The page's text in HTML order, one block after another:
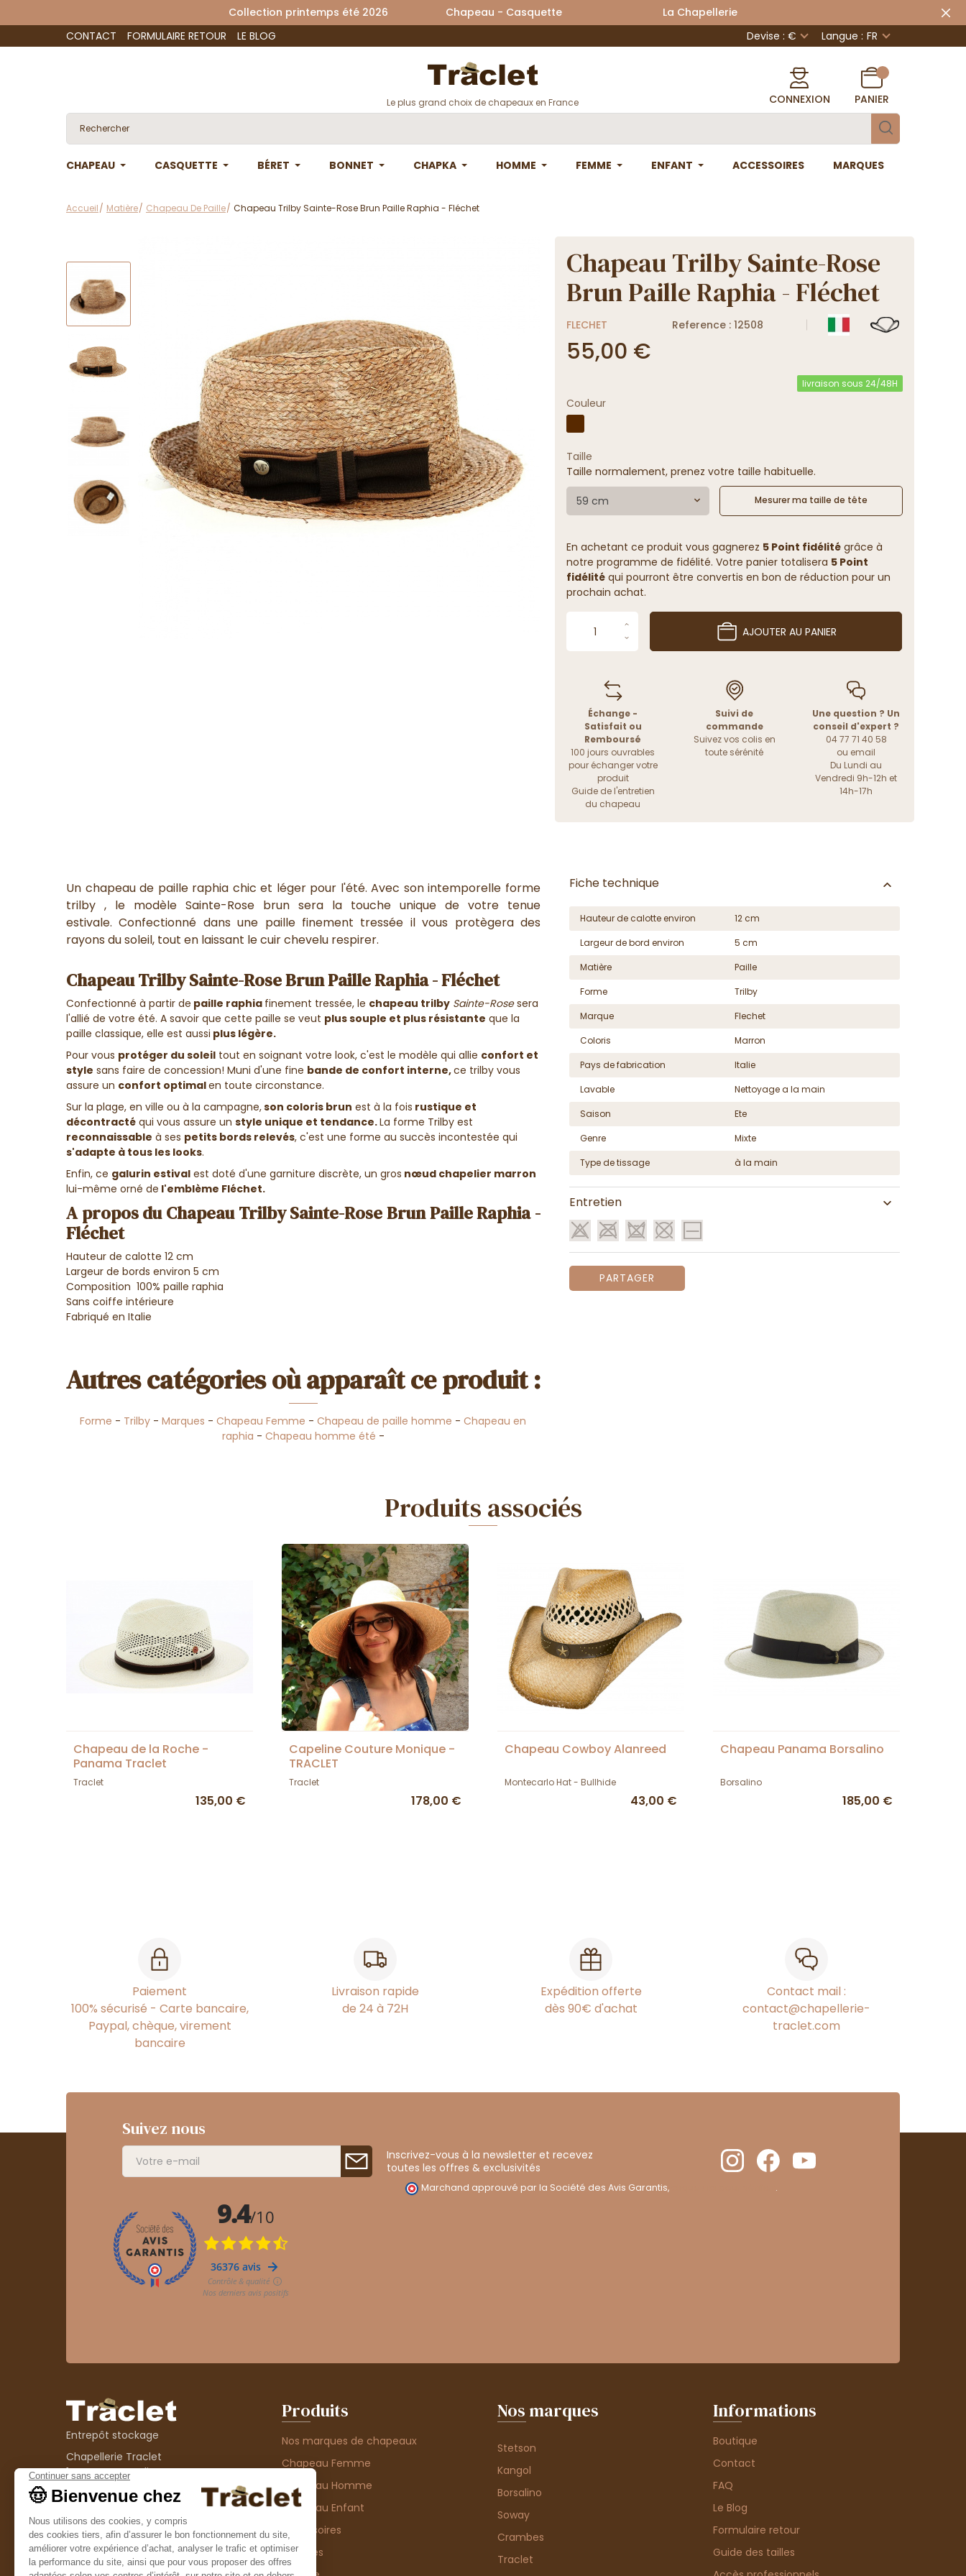
Collection printemps été 2026 Chapeau - Casquette La Chapellerie
CONTACT
FORMULAIRE RETOUR LE BLOG Devise : € Langue : FR
Le plus grand choix de chapeaux en France CONNEXION PANIER
CHAPEAU CASQUETTE BÉRET BONNET CHAPKA HOMME FEMME ENFANT ACCESSOIRES MARQUES
Accueil Matière Chapeau De Paille Chapeau Trilby Sainte-Rose Brun Paille Raphia - Fléchet
Chapeau Trilby Sainte-Rose
Brun Paille Raphia - Fléchet
FLECHET Reference : 12508
55,00 €
livraison sous 24/48H
Couleur
Taille
Taille normalement, prenez votre taille habituelle.
59 cm Mesurer ma taille de tête
En achetant ce produit vous gagnerez 5 Point fidélitégrâce à
notre programme de fidélité. Votre panier totalisera 5 Point
fidélitéqui pourront être convertis en bon de réduction pour un
prochain achat.
AJOUTER AU PANIER
Échange -
Satisfait ou
Remboursé
100 jours ouvrables
pour échanger votre
produit
Guide de l'entretien
du chapeau
Suivi de
commande
Suivez vos colis en
toute sérénité
Une question ? Un
conseil d'expert ?
04 77 71 40 58
ou email
Du Lundi au
Vendredi 9h-12h et
14h-17h
Un chapeau de paille raphia chic et léger pour l'été. Avec son intemporelle forme
trilby , le modèle Sainte-Rose brun sera la touche unique de votre tenue
estivale. Confectionné dans une paille finement tressée il vous protègera des
rayons du soleil, tout en laissant le cuir chevelu respirer.
Chapeau Trilby Sainte-Rose Brun Paille Raphia - Fléchet
Confectionné à partir de paille raphia finement tressée, le chapeau trilby Sainte-Rosesera
l'allié de votre été. A savoir que cette paille se veut plus souple et plus résistante que la
paille classique, elle est aussi plus légère.
Pour vous protéger du soleil tout en soignant votre look, c'est le modèle qui allie confort et
style sans faire de concession! Muni d'une fine bande de confort interne,ce trilby vous
assure un confort optimalen toute circonstance.
Sur la plage, en ville ou à la campagne,son coloris brun est à la fois rustique et
décontracté qui vous assure un style unique et tendance.La forme Trilby est
reconnaissable à ses petits bords relevés, c'est une forme au succès incontestée qui
s'adapte à tous les looks.
Enfin, ce galurin estival est doté d'une garniture discrète, un gros nœud chapelier marron
lui-même orné de l'emblème Fléchet.
A propos du Chapeau Trilby Sainte-Rose Brun Paille Raphia -
Fléchet
Hauteur de calotte 12 cm
Largeur de bords environ 5 cm
Composition 100% paille raphia
Sans coiffe intérieure
Fabriqué en Italie
Autres catégories où apparaît ce produit :
Forme - Trilby -Marques -Chapeau Femme -Chapeau de paille homme -Chapeau en
raphia - Chapeau homme été -
Fiche technique
Hauteur de calotte environ
12 cm
Largeur de bord environ
5 cm
Matière
Paille
Forme
Trilby
Marque
Flechet
Coloris
Marron
Pays de fabrication
Italie
Lavable
Nettoyage a la main
Saison
Ete
Genre
Mixte
Type de tissage
à la main
Entretien
PARTAGER
Produits associés
Chapeau de la Roche -
Panama Traclet
Traclet
135,00 €
Capeline Couture Monique -
TRACLET
Traclet
178,00 €
Chapeau Cowboy Alanreed
Montecarlo Hat - Bullhide
43,00 €
Chapeau Panama Borsalino
Borsalino
185,00 €
Paiement
100% sécurisé - Carte bancaire,
Paypal, chèque, virement
bancaire
Livraison rapide
de 24 à 72H
Expédition offerte
dès 90€ d'achat
Contact mail :
contact@chapellerie-
traclet.com
Suivez nous
Inscrivez-vous à la newsletter et recevez
toutes les offres & exclusivités
Marchand approuvé par la Société des Avis Garantis, .
Entrepôt stockage
Chapellerie Traclet
14 Impasse Bardin
42300 Roanne
contact@chapellerie-traclet.com
Boutique
Chapellerie Traclet
4 rue de Cadore
Produits
Nos marques de chapeaux
Chapeau Femme
Chapeau Homme
Chapeau Enfant
Accessoires
Thèmes
Nos marques
Stetson
Kangol
Borsalino
Soway
Crambes
Traclet
Informations
Boutique
Contact
FAQ
Le Blog
Formulaire retour
Guide des tailles